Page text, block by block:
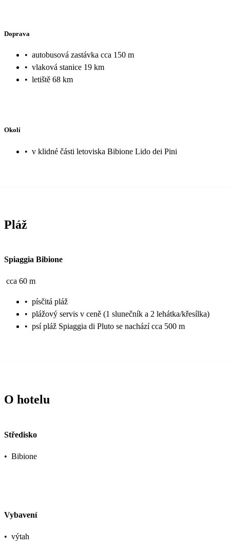
Doprava
• autobusová zastávka cca 150 m
• vlaková stanice 19 km
• letiště 68 km
Okolí
• v klidné části letoviska Bibione Lido dei Pini
Pláž
Spiaggia Bibione
cca 60 m
• písčitá pláž
• plážový servis v ceně (1 slunečník a 2 lehátka/křesílka)
• psí pláž Spiaggia di Pluto se nachází cca 500 m
O hotelu
Středisko
• Bibione
Vybavení
• výtah